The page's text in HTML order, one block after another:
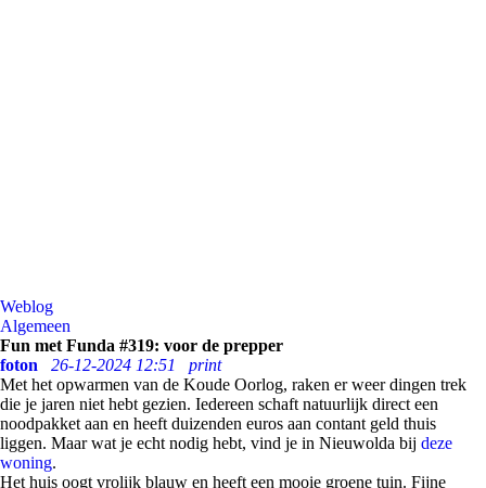
Weblog
Algemeen
Fun met Funda #319: voor de prepper
foton
26-12-2024 12:51
print
Met het opwarmen van de Koude Oorlog, raken er weer dingen trek
die je jaren niet hebt gezien. Iedereen schaft natuurlijk direct een
noodpakket aan en heeft duizenden euros aan contant geld thuis
liggen. Maar wat je echt nodig hebt, vind je in Nieuwolda bij deze
woning.
Het huis oogt vrolijk blauw en heeft een mooie groene tuin. Fijne